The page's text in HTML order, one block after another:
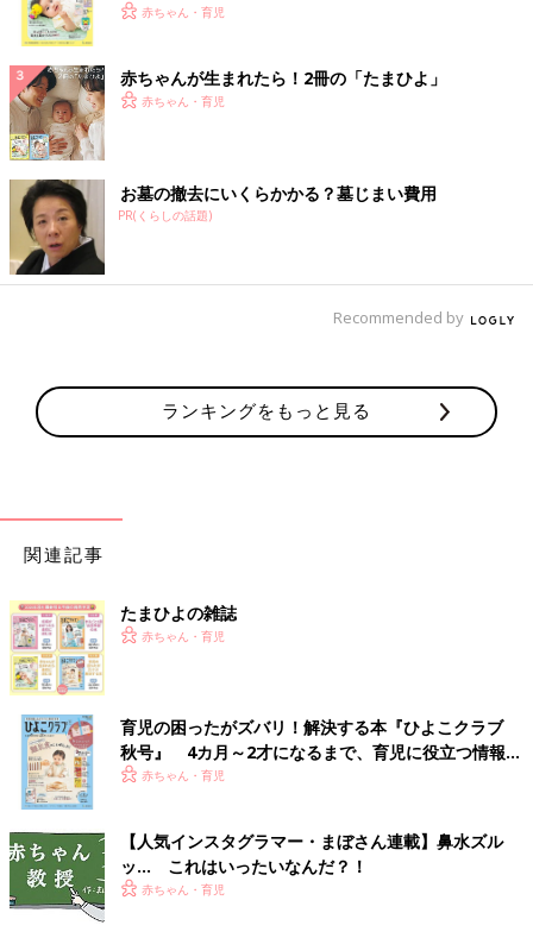
く！ おっぱい・ミルクの基本と夏のトラブル 解決テ
赤ちゃん・育児
赤ちゃんが生まれたら！2冊の「たまひよ」
赤ちゃん・育児
お墓の撤去にいくらかかる？墓じまい費用
PR(くらしの話題)
Recommended by
ランキングをもっと見る
関連記事
たまひよの雑誌
赤ちゃん・育児
育児の困ったがズバリ！解決する本『ひよこクラブ
秋号』 4カ月～2才になるまで、育児に役立つ情報が
いっぱい！
赤ちゃん・育児
【人気インスタグラマー・まぼさん連載】鼻水ズル
ッ… これはいったいなんだ？！
赤ちゃん・育児